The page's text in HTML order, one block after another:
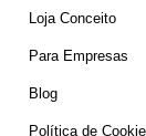
Loja Conceito
Para Empresas
Blog
Política de